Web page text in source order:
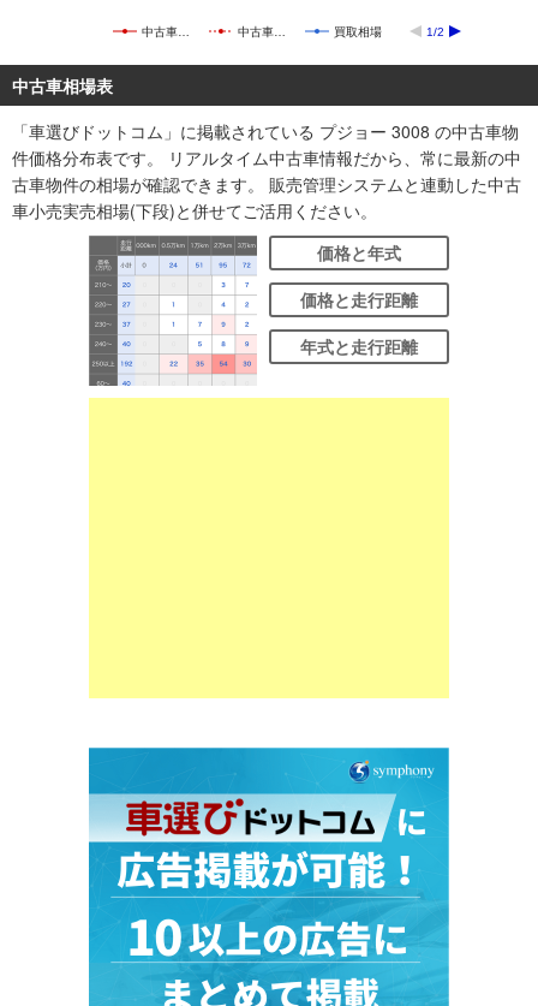
中古車… 中古車… 買取相場 1/2
中古車相場表
「車選びドットコム」に掲載されている プジョー 3008 の中古車物
件価格分布表です。 リアルタイム中古車情報だから、常に最新の中
古車物件の相場が確認できます。 販売管理システムと連動した中古
車小売実売相場(下段)と併せてご活用ください。
価格と年式
価格と走行距離
年式と走行距離